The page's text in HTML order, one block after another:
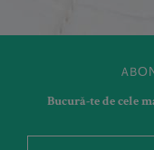
Bucură-te de cele